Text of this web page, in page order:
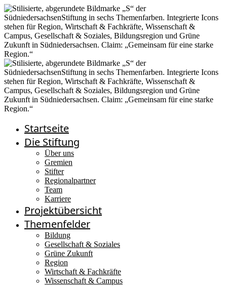
Startseite
Die Stiftung
Über uns
Gremien
Stifter
Regionalpartner
Team
Karriere
Projektübersicht
Themenfelder
Bildung
Gesellschaft & Soziales
Grüne Zukunft
Region
Wirtschaft & Fachkräfte
Wissenschaft & Campus